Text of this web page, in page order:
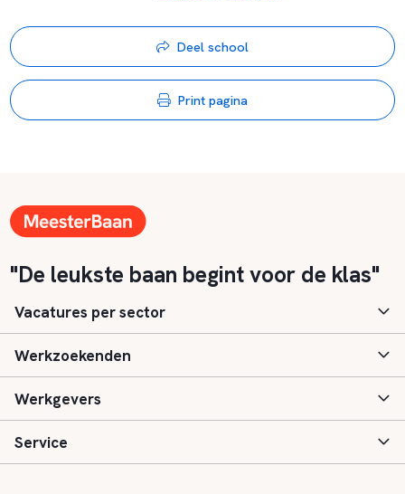
Deel school
Print pagina
"De leukste baan begint voor de klas"
Vacatures per sector
Basisonderwijs
Speciaal (basis) onderwijs
Voortgezet onderwijs
Werkzoekenden
Aanmelden
Vacatures
Werkgevers
Inloggen
Service